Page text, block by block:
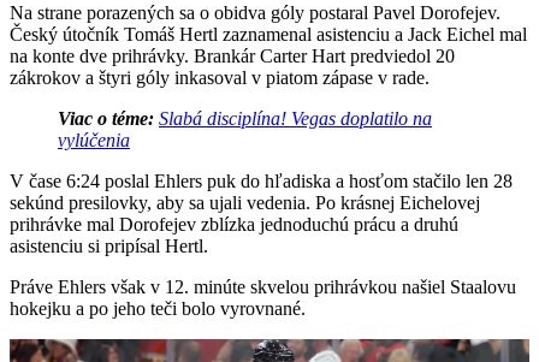
Na strane porazených sa o obidva góly postaral Pavel Dorofejev.
Český útočník Tomáš Hertl zaznamenal asistenciu a Jack Eichel mal
na konte dve prihrávky. Brankár Carter Hart predviedol 20
zákrokov a štyri góly inkasoval v piatom zápase v rade.
Viac o téme: Slabá disciplína! Vegas doplatilo na
vylúčenia
V čase 6:24 poslal Ehlers puk do hľadiska a hosťom stačilo len 28
sekúnd presilovky, aby sa ujali vedenia. Po krásnej Eichelovej
prihrávke mal Dorofejev zblízka jednoduchú prácu a druhú
asistenciu si pripísal Hertl.
Práve Ehlers však v 12. minúte skvelou prihrávkou našiel Staalovu
hokejku a po jeho teči bolo vyrovnané.